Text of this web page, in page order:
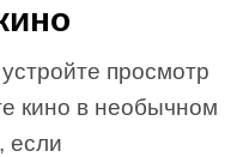
просмотр
кино в необычном
если